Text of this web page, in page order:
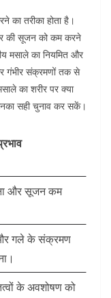
का तरीका होता है।
की सूजन को कम करने
मसाले का नियमित और
गंभीर संक्रमणों तक से
का शरीर पर क्या
सही चुनाव कर सकें।
और सूजन कम
और गले के संक्रमण
के अवशोषण को